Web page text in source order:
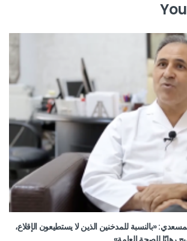
«بالنسبة للمدخنين الذين لا يستطيعون الإقلاع،